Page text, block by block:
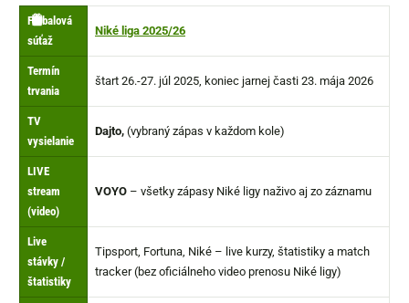
⚽
Futbalová
súťaž
Niké liga 2025/26
🗓️
Termín
trvania
štart 26.-27. júl 2025, koniec jarnej časti 23. mája 2026
📺
TV
vysielanie
Dajto, (vybraný zápas v každom kole)
▶️
LIVE
stream
(video)
VOYO – všetky zápasy Niké ligy naživo aj zo záznamu
✅
Live
stávky /
štatistiky
Tipsport, Fortuna, Niké – live kurzy, štatistiky a match
tracker (bez oficiálneho video prenosu Niké ligy)
📱